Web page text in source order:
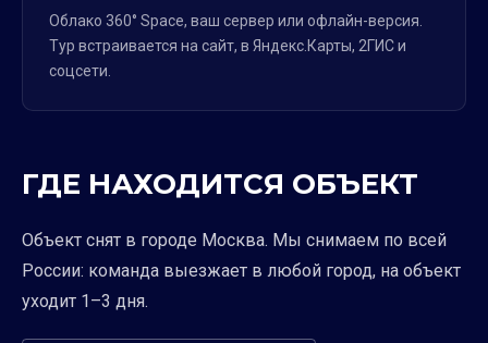
Облако 360° Space, ваш сервер или офлайн-версия.
Тур встраивается на сайт, в Яндекс.Карты, 2ГИС и
соцсети.
ГДЕ НАХОДИТСЯ ОБЪЕКТ
Объект снят в городе Москва. Мы снимаем по всей
России: команда выезжает в любой город, на объект
уходит 1–3 дня.